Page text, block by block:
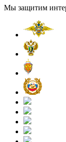
Мы защитим